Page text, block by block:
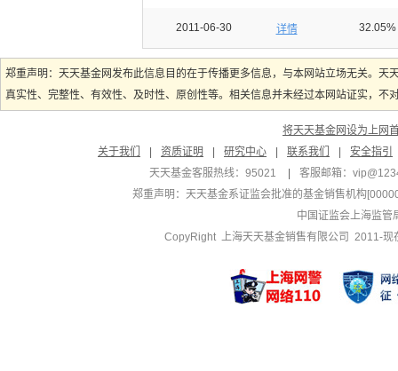
2011-06-30 详情 32.05%
郑重声明：天天基金网发布此信息目的在于传播更多信息，与本网站立场无关。
真实性、完整性、有效性、及时性、原创性等。相关信息并未经过本网站证实，
将天天基金网设为上网
关于我们
资质证明 研究中心 联系我们
安全指引
天天基金客服热线：95021
客服邮箱：
郑重声明： 天天基金系证监会批准的基金销售机构
中国证监会上海监管
CopyRight 上海天天基金销售有限公司 2011-